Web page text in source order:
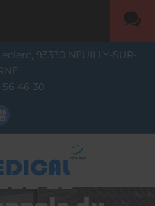
93330 NEUILLY-SUR-
56 46 30
de